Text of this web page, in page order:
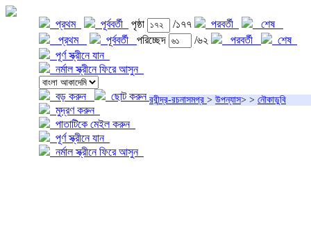
প্রথম পূর্ববর্তী পৃষ্ঠা /১৭৭ পরবর্তী
শেষ
প্রথম
পূর্ববর্তী পরিচ্ছেদ /৬২ পরবর্তী
শেষ
পূর্ণ স্ক্রীনে যান
নর্মাল স্ক্রীনে ফিরে আসুন
বড় করুন
ছোট করুন
মুদ্রণ করুন
পাতাটিকে মেইল করুন
পূর্ণ স্ক্রীনে যান
নর্মাল স্ক্রীনে ফিরে আসুন
রবীন্দ্র-রচনাসমগ্র > উপন্যাস> > নৌকাডুবি